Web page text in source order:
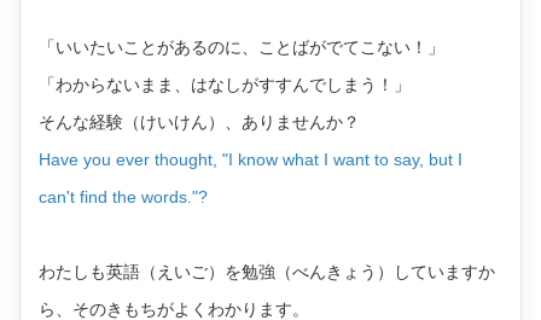
「いいたいことがあるのに、ことばがでてこない！」
「わからないまま、はなしがすすんでしまう！」
そんな経験（けいけん）、ありませんか？
Have you ever thought, "I know what I want to say, but I
can't find the words."?
わたしも英語（えいご）を勉強（べんきょう）していますか
ら、そのきもちがよくわかります。